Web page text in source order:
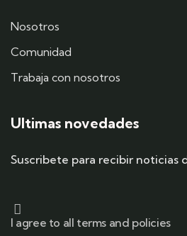
Nosotros
Comunidad
Trabaja con nosotros
Ultimas novedades
Suscribete para recibir noticias
I agree to all terms and policies